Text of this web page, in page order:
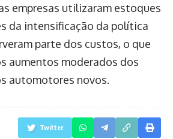
empresas utilizaram estoques
da intensificação da política
parte dos custos, o que
aumentos moderados dos
automotores novos.
Twitter